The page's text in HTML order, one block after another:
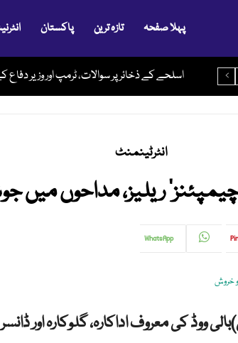
پہلا صفحہ تازہ ترین پاکستان
اسلحے کے ذخائر پر سوالات، ٹرمپ اور وزیر
پیدائش سے قبل رحم مادر میں بچے کی نایاب
انٹرٹینمنٹ
’چیمپئنز‘ ریلیز، مداحوں
WhatsApp
کی معروف اداکارہ، گلوکارہ اور ڈانسر